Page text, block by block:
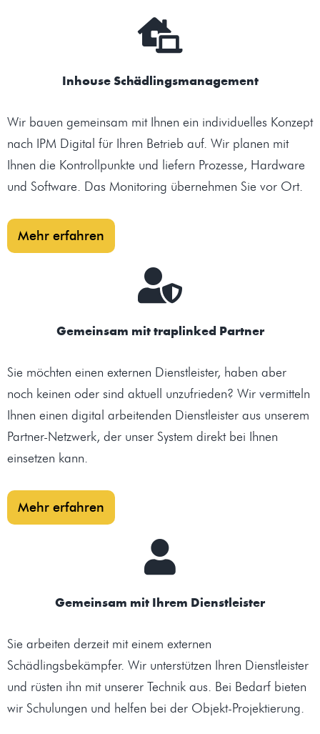
Inhouse Schädlingsmanagement
Wir bauen gemeinsam mit Ihnen ein individuelles Konzept
nach IPM Digital für Ihren Betrieb auf. Wir planen mit
Ihnen die Kontrollpunkte und liefern Prozesse, Hardware
und Software. Das Monitoring übernehmen Sie vor Ort.
Mehr erfahren
Gemeinsam mit traplinked Partner
Sie möchten einen externen Dienstleister, haben aber
noch keinen oder sind aktuell unzufrieden? Wir vermitteln
Ihnen einen digital arbeitenden Dienstleister aus unserem
Partner-Netzwerk, der unser System direkt bei Ihnen
einsetzen kann.
Mehr erfahren
Gemeinsam mit Ihrem Dienstleister
Sie arbeiten derzeit mit einem externen
Schädlingsbekämpfer. Wir unterstützen Ihren Dienstleister
und rüsten ihn mit unserer Technik aus. Bei Bedarf bieten
wir Schulungen und helfen bei der Objekt-Projektierung.